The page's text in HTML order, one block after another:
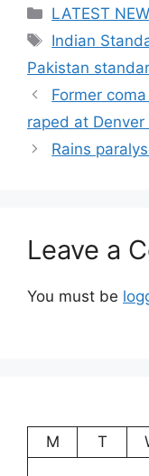
Categories
LATEST
Tags
Indian
Pakistan
Former
raped at Denver
Rains
Leave a
You must be
M
T